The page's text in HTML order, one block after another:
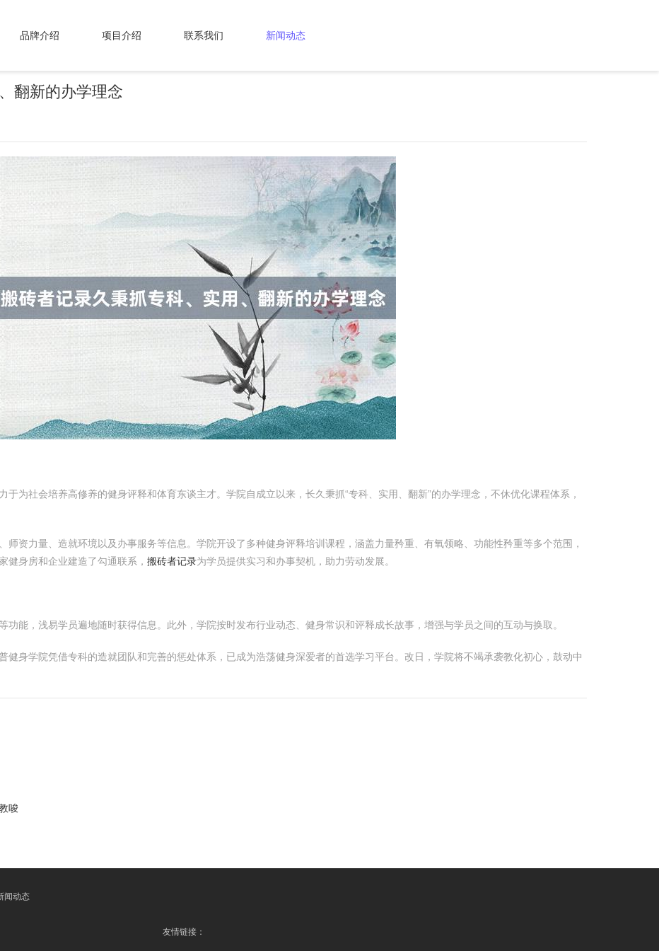
品牌介绍 项目介绍 联系我们 新闻动态
翻新的办学理念
为社会培养高修养的健身评释和体育东谈主才。学院自成立以来，长久秉抓“专科、实用、翻新”的办学理念，不休优化课程体系，
师资力量、造就环境以及办事服务等信息。学院开设了多种健身评释培训课程，涵盖力量矜重、有氧领略、功能性矜重等多个范围，
健身房和企业建造了勾通联系， 搬砖者记录为学员提供实习和办事契机，助力劳动发展。
能，浅易学员遍地随时获得信息。此外，学院按时发布行业动态、健身常识和评释成长故事，增强与学员之间的互动与换取。
健身学院凭借专科的造就团队和完善的惩处体系，已成为浩荡健身深爱者的首选学习平台。改日，学院将不竭承袭教化初心，鼓动中
唆
闻动态
友情链接：